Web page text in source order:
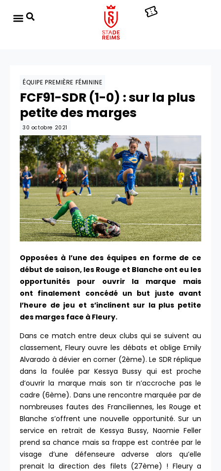
ÉQUIPE PREMIÈRE FÉMININE
FCF91-SDR (1-0) : sur la plus
petite des marges
30 octobre 2021
Opposées à l’une des équipes en forme de ce
début de saison, les Rouge et Blanche ont eu les
opportunités pour ouvrir la marque mais
ont finalement concédé un but juste avant
l’heure de jeu et s’inclinent sur la plus petite
des marges face à Fleury.
Dans ce match entre deux clubs qui se suivent au
classement, Fleury ouvre les débats et oblige Emily
Alvarado à dévier en corner (2ème). Le SDR réplique
dans la foulée par Kessya Bussy qui est proche
d’ouvrir la marque mais son tir n’accroche pas le
cadre (6ème). Dans une rencontre marquée par de
nombreuses fautes des Franciliennes, les Rouge et
Blanche s’offrent une nouvelle opportunité. Sur un
service en retrait de Kessya Bussy, Naomie Feller
prend sa chance mais sa frappe est contrée par le
visage d’une défenseure adverse alors qu’elle
prenait la direction des filets (27ème) ! Fleury a